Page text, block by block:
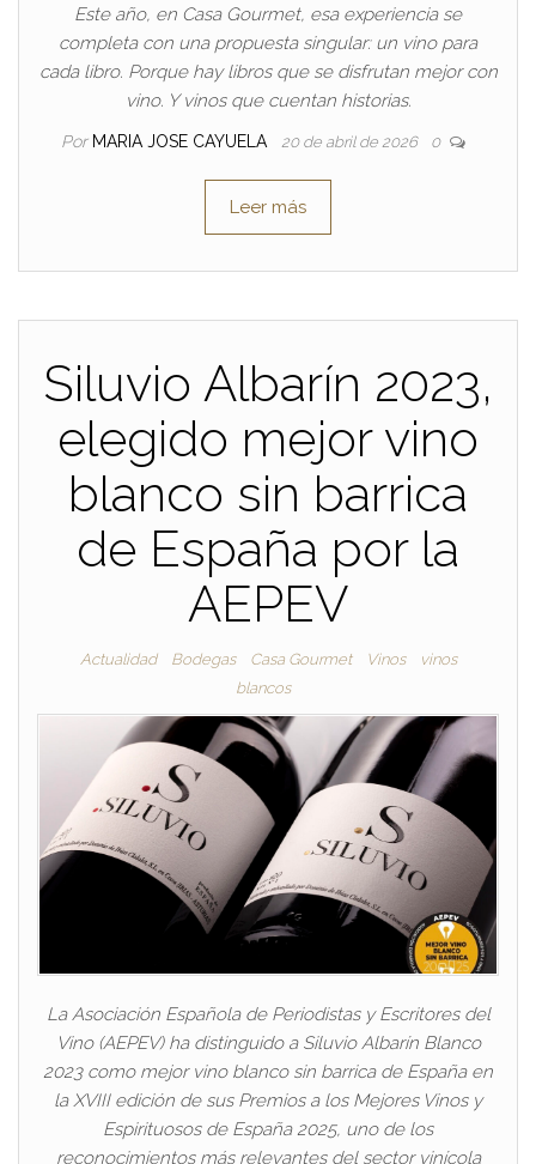
Este año, en Casa Gourmet, esa experiencia se
completa con una propuesta singular: un vino para
cada libro. Porque hay libros que se disfrutan mejor con
vino. Y vinos que cuentan historias.
Por MARIA JOSE CAYUELA 20 de abril de 2026 0
Leer más
Siluvio Albarín 2023,
elegido mejor vino
blanco sin barrica
de España por la
AEPEV
Actualidad Bodegas Casa Gourmet Vinos
vinos
blancos
La Asociación Española de Periodistas y Escritores del
Vino (AEPEV) ha distinguido a Siluvio Albarín Blanco
2023 como mejor vino blanco sin barrica de España en
la XVIII edición de sus Premios a los Mejores Vinos y
Espirituosos de España 2025, uno de los
reconocimientos más relevantes del sector vinícola